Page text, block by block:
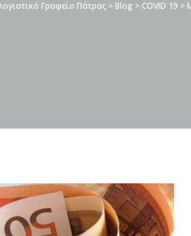
Γραφείο Πάτρας > Blog > COVID 19 >